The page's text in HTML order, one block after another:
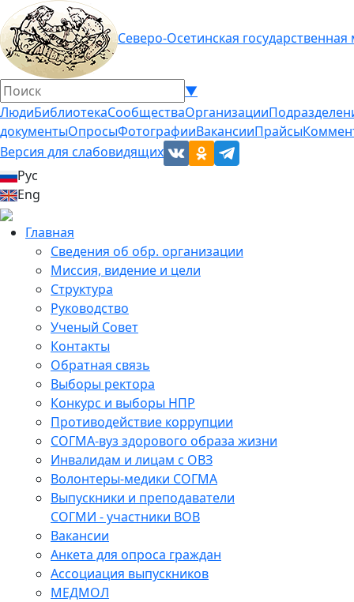
Северо-Осетинская
▼
ЛюдиБиблиотекаСообществаОрганизации
документыОпросыФотографииВакансииПрайсы
Версия для слабовидящих
Рус
Eng
Главная
Сведения об обр. организации
Миссия, видение и цели
Структура
Руководство
Ученый Совет
Контакты
Обратная связь
Выборы ректора
Конкурс и выборы НПР
Противодействие коррупции
СОГМА-вуз здорового образа жизни
Инвалидам и лицам с ОВЗ
Волонтеры-медики СОГМА
Выпускники и преподаватели
СОГМИ - участники ВОВ
Вакансии
Анкета для опроса граждан
Ассоциация выпускников
МЕДМОЛ